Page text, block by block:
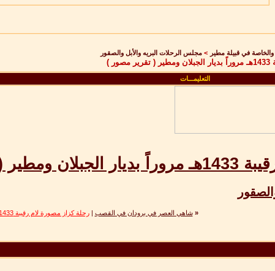
والخاصة في قبيلة مطير > مجلس الرحلات البريه والأبل والصقور
)
التعليمـــات
مصور )
« شاهي العصر في برودان في القصب |رحلة كزاز مصورة لام رقيبة 1433هـ مروراً بديار الجبلان ومطير ( تقرير مصور )